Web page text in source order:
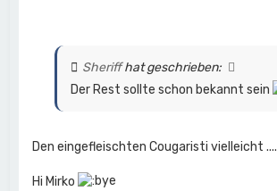
Sheriffhat geschrieben:
Der Rest sollte schon bekannt sein
Den eingefleischten Cougaristi vielleicht ....
Hi Mirko